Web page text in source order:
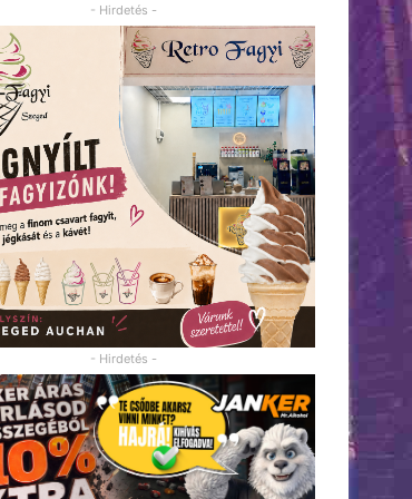
- Hirdetés -
- Hirdetés -